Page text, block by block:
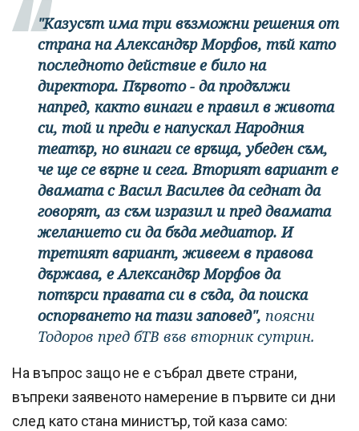
"Казусът има три възможни решения от
страна на Александър Морфов, тъй като
последното действие е било на
директора. Първото - да продължи
напред, както винаги е правил в живота
си, той и преди е напускал Народния
театър, но винаги се връща, убеден съм,
че ще се върне и сега. Вторият вариант е
двамата с Васил Василев да седнат да
говорят, аз съм изразил и пред двамата
желанието си да бъда медиатор. И
третият вариант, живеем в правова
държава, е Александър Морфов да
потърси правата си в съда, да поиска
оспорването на тази заповед", поясни
Тодоров пред бТВ във вторник сутрин.
На въпрос защо не е събрал двете страни,
въпреки заявеното намерение в първите си дни
след като стана министър, той каза само: